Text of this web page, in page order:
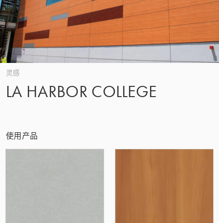
CAREERS
我们的愿景与价值观
ABOUT US
历史
关注质量
联系
联系 ZH/CN
CASE STUDIES
灵感
LA HARBOR COLLEGE
使用产品